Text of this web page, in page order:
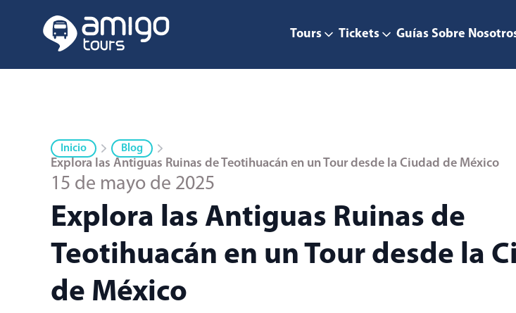
Tours Tickets Guías Sobre
Inicio Blog
Explora las Antiguas Ruinas de Teotihuacán en un Tour desde la Ciudad de México
15 de mayo de 2025
Explora las Antiguas Ruinas de
Teotihuacán en un Tour desde la
de México